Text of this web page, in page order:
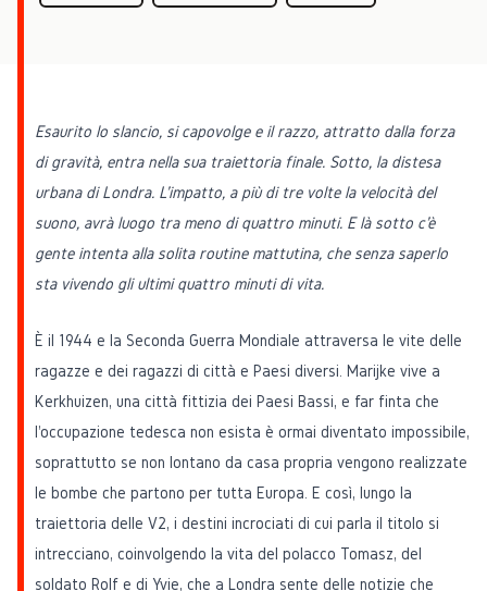
Esaurito lo slancio, si capovolge e il razzo, attratto dalla forza
di gravità, entra nella sua traiettoria finale. Sotto, la distesa
urbana di Londra. L'impatto, a più di tre volte la velocità del
suono, avrà luogo tra meno di quattro minuti. E là sotto c'è
gente intenta alla solita routine mattutina, che senza saperlo
sta vivendo gli ultimi quattro minuti di vita.
È il 1944 e la Seconda Guerra Mondiale attraversa le vite delle
ragazze e dei ragazzi di città e Paesi diversi. Marijke vive a
Kerkhuizen, una città fittizia dei Paesi Bassi, e far finta che
l'occupazione tedesca non esista è ormai diventato impossibile,
soprattutto se non lontano da casa propria vengono realizzate
le bombe che partono per tutta Europa. E così, lungo la
traiettoria delle V2, i destini incrociati di cui parla il titolo si
intrecciano, coinvolgendo la vita del polacco Tomasz, del
soldato Rolf e di Yvie, che a Londra sente delle notizie che